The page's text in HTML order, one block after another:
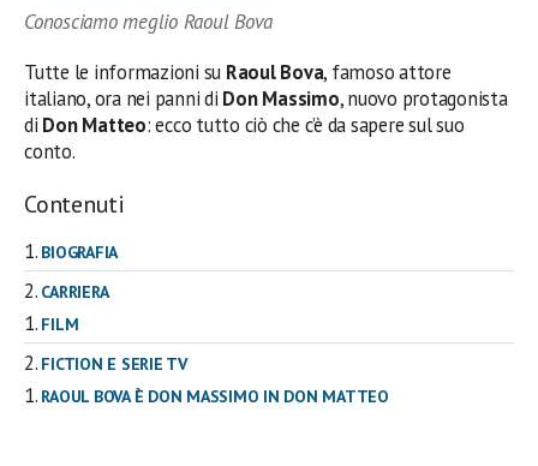
Conosciamo meglio Raoul Bova
Tutte le informazioni su Raoul Bova, famoso attore
italiano, ora nei panni di Don Massimo, nuovo protagonista
di Don Matteo: ecco tutto ciò che c’è da sapere sul suo
conto.
Contenuti
BIOGRAFIA
CARRIERA
FILM
FICTION E SERIE TV
RAOUL BOVA È DON MASSIMO IN DON MATTEO